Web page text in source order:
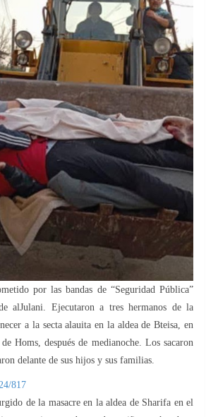
por las bandas de “Seguridad Pública”
alJulani. Ejecutaron a tres hermanos de la
a la secta alauita en la aldea de Bteisa, en
Homs, después de medianoche. Los sacaron
delante de sus hijos y sus familias.
817
de la masacre en la aldea de Sharifa en el